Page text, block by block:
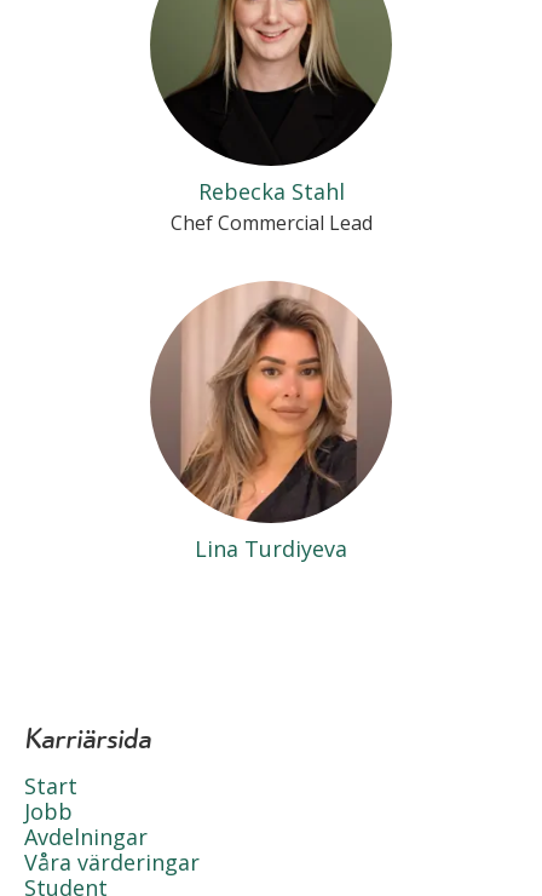
Rebecka Stahl
Chef Commercial Lead
Lina Turdiyeva
Karriärsida
Start
Jobb
Avdelningar
Våra värderingar
Student